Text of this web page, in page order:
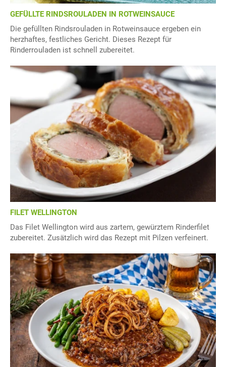
GEFÜLLTE RINDSROULADEN IN ROTWEINSAUCE
Die gefüllten Rindsrouladen in Rotweinsauce ergeben ein
herzhaftes, festliches Gericht. Dieses Rezept für
Rinderrouladen ist schnell zubereitet.
FILET WELLINGTON
Das Filet Wellington wird aus zartem, gewürztem Rinderfilet
zubereitet. Zusätzlich wird das Rezept mit Pilzen verfeinert.